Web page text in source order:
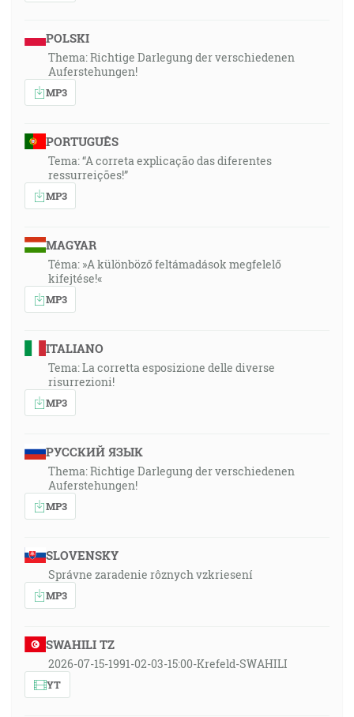
POLSKI
Thema: Richtige Darlegung der verschiedenen
Auferstehungen!
MP3
PORTUGUÊS
Tema: “A correta explicação das diferentes
ressurreições!”
MP3
MAGYAR
Téma: »A különböző feltámadások megfelelő
kifejtése!«
MP3
ITALIANO
Tema: La corretta esposizione delle diverse
risurrezioni!
MP3
РУССКИЙ ЯЗЫК
Thema: Richtige Darlegung der verschiedenen
Auferstehungen!
MP3
SLOVENSKY
Správne zaradenie rôznych vzkriesení
MP3
SWAHILI TZ
2026-07-15-1991-02-03-15:00-Krefeld-SWAHILI
YT